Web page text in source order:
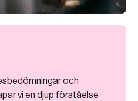
och
vi en djup förståelse